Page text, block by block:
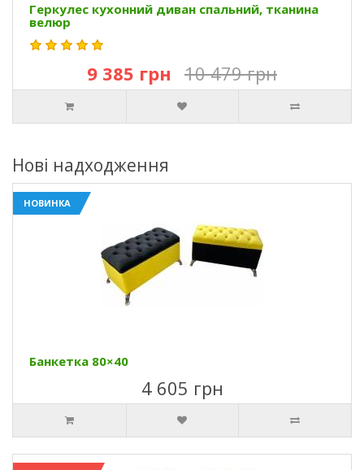
Геркулес кухонний диван спальний, тканина
велюр
9 385 грн 10 479 грн
Нові надходження
НОВИНКА
Банкетка 80×40
4 605 грн